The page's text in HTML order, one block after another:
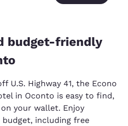
budget-friendly
U.S. Highway 41, the Econo
in Oconto is easy to find,
your wallet. Enjoy
including free